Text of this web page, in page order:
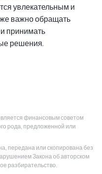
увлекательным и
важно обращать
принимать
решения.
финансовым советом
рода, предложенной или
передана или скопирована без
Закона об авторском
разбирательство.